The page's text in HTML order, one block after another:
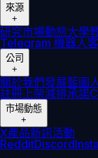
來源
+
研究市場動態大學
Telegram 機器人
公司
+
關於我們發展藍圖
註冊 上架減排承諾
市場動態
+
X產品新訊活動
RedditDiscord